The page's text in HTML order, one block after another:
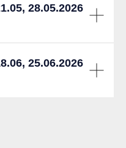
28.05.2026
25.06.2026